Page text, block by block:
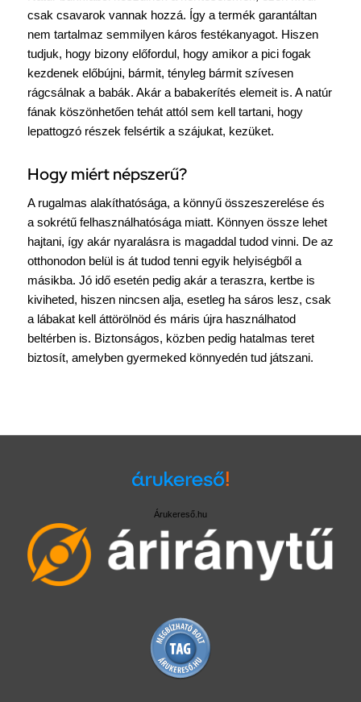
csak csavarok vannak hozzá. Így a termék garantáltan
nem tartalmaz semmilyen káros festékanyagot. Hiszen
tudjuk, hogy bizony előfordul, hogy amikor a pici fogak
kezdenek előbújni, bármit, tényleg bármit szívesen
rágcsálnak a babák. Akár a babakerítés elemeit is. A natúr
fának köszönhetően tehát attól sem kell tartani, hogy
lepattogzó részek felsértik a szájukat, kezüket.
Hogy miért népszerű?
A rugalmas alakíthatósága, a könnyű összeszerelése és
a sokrétű felhasználhatósága miatt. Könnyen össze lehet
hajtani, így akár nyaralásra is magaddal tudod vinni. De az
otthonodon belül is át tudod tenni egyik helyiségből a
másikba. Jó idő esetén pedig akár a teraszra, kertbe is
kiviheted, hiszen nincsen alja, esetleg ha sáros lesz, csak
a lábakat kell áttörölnöd és máris újra használhatod
beltérben is. Biztonságos, közben pedig hatalmas teret
biztosít, amelyben gyermeked könnyedén tud játszani.
Árukereső.hu